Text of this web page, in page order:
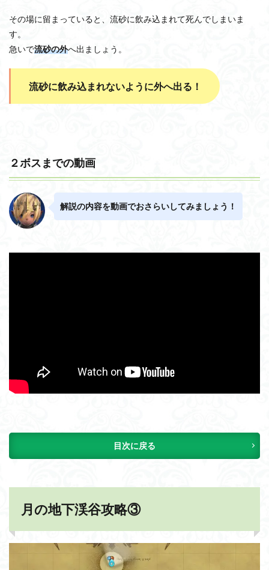
その場に留まっていると、流砂に飲み込まれて死んでしまいま
す。
急いで流砂の外へ出ましょう。
流砂に飲み込まれないように外へ出る！
２ボスまでの動画
解説の内容を動画でおさらいしてみましょう！
目次に戻る
月の地下渓谷攻略③